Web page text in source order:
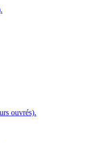
ouvrés).